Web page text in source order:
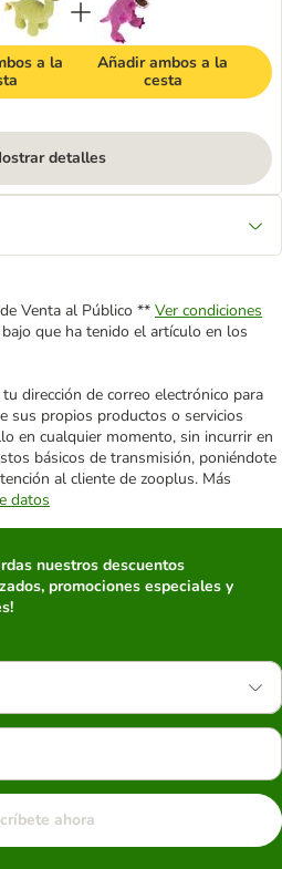
a la
Añadir ambos a la
cesta
detalles
Venta al Público ** Ver condiciones
que ha tenido el artículo en los
dirección de correo electrónico para
sus propios productos o servicios
en cualquier momento, sin incurrir en
básicos de transmisión, poniéndote
al cliente de zooplus. Más
datos
nuestros descuentos
promociones especiales y
ahora